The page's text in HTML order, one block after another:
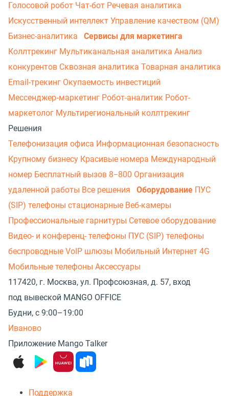
Голосовой робот Чат-бот Речевая аналитика
Искусственный интеллект Управление качеством (QM)
Бизнес-аналитика
Сервисы для маркетинга
Коллтрекинг Мультиканальная аналитика Анализ
конкурентов Сквозная аналитика Товарная аналитика
Email-трекинг Окупаемость инвестиций
Мессенджер‑маркетинг Робот-аналитик Робот-
маркетолог Мультирегиональный коллтрекинг
Решения
Телефонизация офиса Информационная безопасность
Крупному бизнесу Красивые номера Международный
номер Бесплатный вызов 8−800 Организация
удаленной работы Все решения Оборудование ПУС
(SIP) телефоны стационарные Веб-камеры
Профессиональные гарнитуры Сетевое оборудование
Видео- и конференц- телефоны ПУС (SIP) телефоны
беспроводные VoIP шлюзы Мобильный Интернет 4G
Мобильные телефоны Аксессуары
117420, г. Москва, ул. Профсоюзная, д. 57, вход
под вывеской MANGO OFFICE
Будни, с 9:00–19:00
Иваново
Приложение Mango Talker
Поддержка